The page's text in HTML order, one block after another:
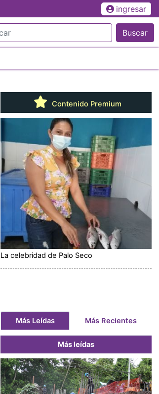
ingresar
Buscar
Contenido Premium
La celebridad de Palo Seco
Más Leídas Más Recientes
Más leídas